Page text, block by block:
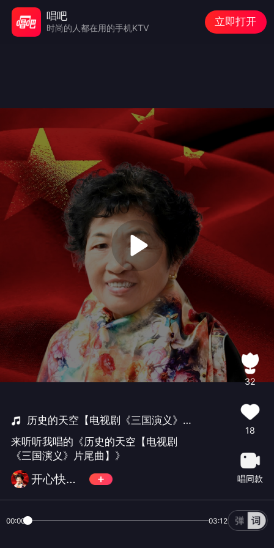
历史的天空【电视剧《三国演义》片尾曲】
来听听我唱的《历史的天空【电视剧
《三国演义》片尾曲】》
开心快乐每一天8888
32
18
唱同款
00:00 03:12
唱吧
时尚的人都在用的手机KTV
立即打开